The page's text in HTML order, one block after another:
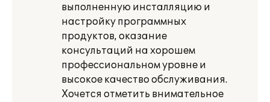
выполненную инсталляцию и
настройку программных
продуктов, оказание
консультаций на хорошем
профессиональном уровне и
высокое качество обслуживания.
Хочется отметить внимательное